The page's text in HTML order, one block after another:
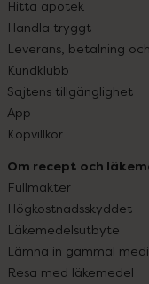
Hitta apotek
Handla tryggt
Leverans, betalning
Kundklubb
Sajtens tillgänglighet
App
Köpvillkor
Om recept och
Fullmakter
Högkostnadsskyddet
Läkemedelsutbyte
Lämna in gammal
Resa med läkemedel